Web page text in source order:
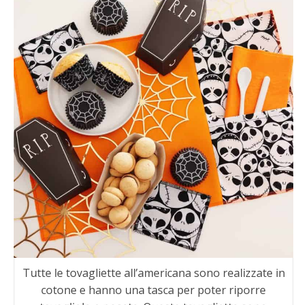
Tutte le tovagliette all’americana sono realizzate in
cotone e hanno una tasca per poter riporre